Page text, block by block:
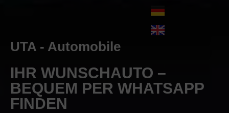
UTA - Automobile
IHR WUNSCHAUTO –
BEQUEM PER WHATSAPP
FINDEN